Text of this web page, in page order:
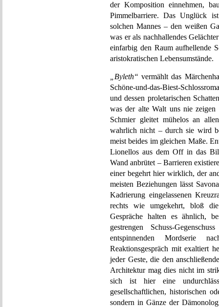
der Komposition einnehmen,
Pimmelbarriere. Das Unglück
solchen Mannes – den weißen
was er als nachhallendes
einfarbig den Raum aufhellende
aristokratischen Lebensumstände.
„Byleth“ vermählt das
Schöne-und-das-Biest-
und dessen proletarischen
was der alte Walt uns nie
Schmier gleitet mühelos an
wahrlich nicht – durch sie wird
meist beides im gleichen Maße.
Lionellos aus dem Off in das
Wand anbrütet – Barrieren
einer begehrt hier wirklich, der
meisten Beziehungen lässt
Kadrierung eingelassenen
rechts wie umgekehrt, bloß
Gespräche halten es ähnlich,
gestrengen Schuss-
entspinnenden Mordserie
Reaktionsgespräch mit exaltiert
jeder Geste, die den
Architektur mag dies nicht im
sich ist hier eine
gesellschaftlichen, historischen
sondern in Gänze der